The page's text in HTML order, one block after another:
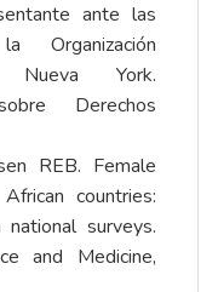
ante las
Organización
Nueva York.
Derechos
REB. Female
countries:
surveys.
and Medicine,